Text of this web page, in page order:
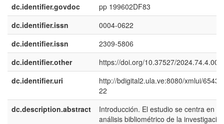
dc.identifier.govdoc
pp 199602DF83
dc.identifier.issn
0004-0622
dc.identifier.issn
2309-5806
dc.identifier.other
https://doi.org/10.37527/2024.74.4.007
dc.identifier.uri
http://bdigital2.ula.ve:8080/xmlui/
22
dc.description.abstract
Introducción. El estudio se centra en el
análisis bibliométrico de la